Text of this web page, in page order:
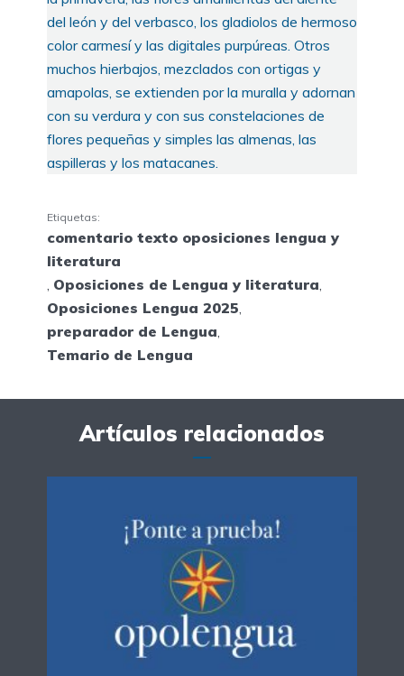
del león y del verbasco, los gladiolos de hermoso
color carmesí y las digitales purpúreas. Otros
muchos hierbajos, mezclados con ortigas y
amapolas, se extienden por la muralla y adornan
con su verdura y con sus constelaciones de
flores pequeñas y simples las almenas, las
aspilleras y los matacanes.
Etiquetas:
comentario texto oposiciones lengua y
literatura
, Oposiciones de Lengua y literatura,
Oposiciones Lengua 2025,
preparador de Lengua,
Temario de Lengua
Artículos relacionados